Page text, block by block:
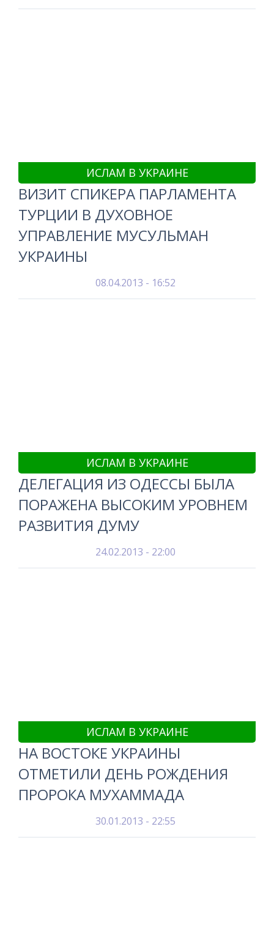
ИСЛАМ В УКРАИНЕ
ВИЗИТ СПИКЕРА ПАРЛАМЕНТА
ТУРЦИИ В ДУХОВНОЕ
УПРАВЛЕНИЕ МУСУЛЬМАН
УКРАИНЫ
08.04.2013 - 16:52
ИСЛАМ В УКРАИНЕ
ДЕЛЕГАЦИЯ ИЗ ОДЕССЫ БЫЛА
ПОРАЖЕНА ВЫСОКИМ УРОВНЕМ
РАЗВИТИЯ ДУМУ
24.02.2013 - 22:00
ИСЛАМ В УКРАИНЕ
НА ВОСТОКЕ УКРАИНЫ
ОТМЕТИЛИ ДЕНЬ РОЖДЕНИЯ
ПРОРОКА МУХАММАДА
30.01.2013 - 22:55